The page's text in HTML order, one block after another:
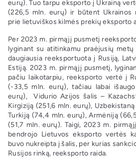
eurų). Tuo tarpu eksporto į Ukrainą
(226,5 mln. eurų) ir būtent Ukrainos
prie lietuviškos kilmės prekių eksporto
Per 2023 m. pirmąjį pusmetį
lyginant su atitinkamu praėjusių metų
daugiausia reeksportuota į Rusiją,
Estiją. 2023 m. pirmąjį pusmetį,
pačiu laikotarpiu, reeksporto vertė į
(-33,5 mln. eurų), tačiau labai
eurų), Vidurio Azijos šalis –
Kirgiziją (251,6 mln. eurų),
Turkiją (74,4 mln. eurų), Armėniją
(51,7 mln. eurų). Taigi, 2023 m.
bendrojo Lietuvos eksporto vertės
buvo nukreipta į šalis, per kurias
Rusijos rinką, reeksporto raida.